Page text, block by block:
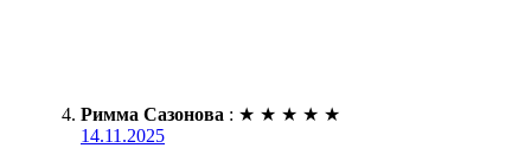
Римма Сазонова : ★ ★ ★ ★ ★
14.11.2025